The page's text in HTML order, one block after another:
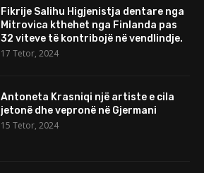
Fikrije Salihu Higjenistja dentare nga
Mitrovica kthehet nga Finlanda pas
32 viteve të kontribojë në vendlindje.
17 Tetor, 2024
Antoneta Krasniqi një artiste e cila
jetonë dhe vepronë në Gjermani
15 Tetor, 2024